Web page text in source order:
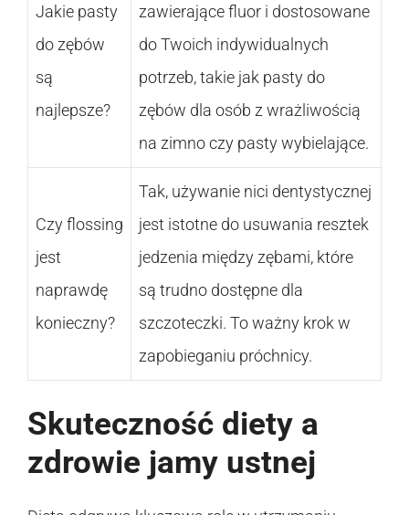
Jakie pasty
do zębów
są
najlepsze?
zawierające fluor i dostosowane
do Twoich indywidualnych
potrzeb, takie jak pasty do
zębów dla osób z wrażliwością
na zimno czy pasty wybielające.
Czy flossing
jest
naprawdę
konieczny?
Tak, używanie nici dentystycznej
jest istotne do usuwania resztek
jedzenia między zębami, które
są trudno dostępne dla
szczoteczki. To ważny krok w
zapobieganiu próchnicy.
Skuteczność diety a
zdrowie jamy ustnej